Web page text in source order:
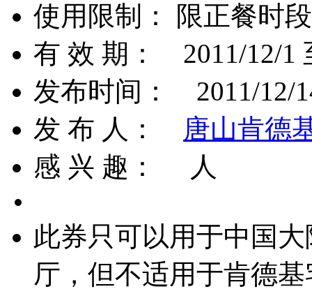
使用限制： 限正餐时
有 效 期： 2011/12/1
发布时间： 2011/12/
发 布 人： 唐山肯德
感 兴 趣：
人
此券只可以用于中国
厅，但不适用于肯德